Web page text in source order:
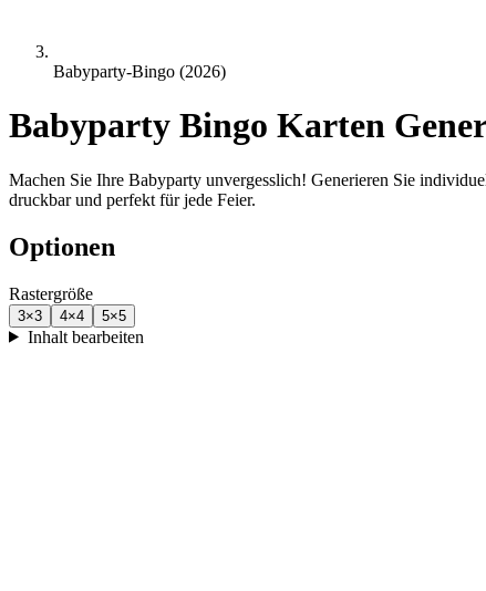
Babyparty-Bingo (2026)
Babyparty Bingo Karten
Machen Sie Ihre Babyparty unvergesslich! Generieren Sie
druckbar und perfekt für jede Feier.
Optionen
Rastergröße
3×3 4×4 5×5
Inhalt bearbeiten